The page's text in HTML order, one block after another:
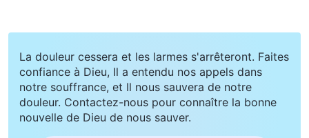
La douleur cessera et les larmes s'arrêteront. Faites
confiance à Dieu, Il a entendu nos appels dans
notre souffrance, et Il nous sauvera de notre
douleur. Contactez-nous pour connaître la bonne
nouvelle de Dieu de nous sauver.